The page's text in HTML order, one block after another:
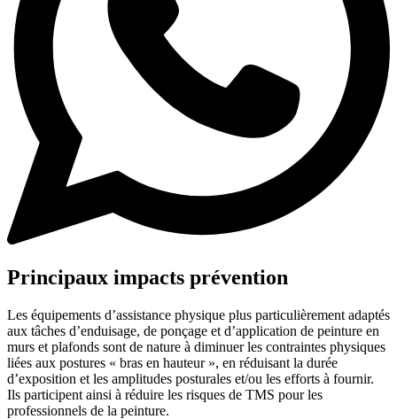
Principaux impacts prévention
Les équipements d’assistance physique plus particulièrement adaptés
aux tâches d’enduisage, de ponçage et d’application de peinture en
murs et plafonds sont de nature à diminuer les contraintes physiques
liées aux postures « bras en hauteur », en réduisant la durée
d’exposition et les amplitudes posturales et/ou les efforts à fournir.
Ils participent ainsi à réduire les risques de TMS pour les
professionnels de la peinture.